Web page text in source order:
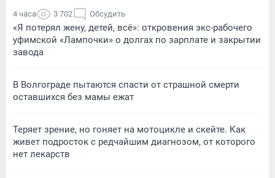
4 часа 3 702 Обсудить
«Я потерял жену, детей, всё»: откровения экс-рабочего
уфимской «Лампочки» о долгах по зарплате и закрытии
завода
В Волгограде пытаются спасти от страшной смерти
оставшихся без мамы ежат
Теряет зрение, но гоняет на мотоцикле и скейте. Как
живет подросток с редчайшим диагнозом, от которого
нет лекарств